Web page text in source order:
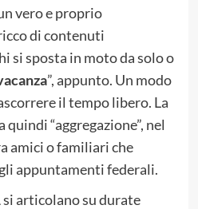
vero e proprio
di contenuti
si sposta in moto da solo o
”, appunto. Un modo
il tempo libero. La
“aggregazione”, nel
amici o familiari che
appuntamenti federali.
si articolano su durate